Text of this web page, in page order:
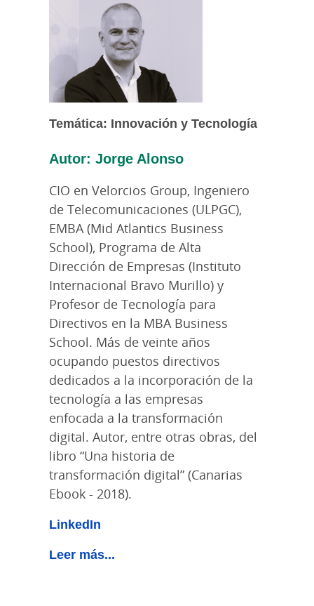
Temática: Innovación y Tecnología
Autor: Jorge Alonso
CIO en Velorcios Group, Ingeniero
de Telecomunicaciones (ULPGC),
EMBA (Mid Atlantics Business
School), Programa de Alta
Dirección de Empresas (Instituto
Internacional Bravo Murillo) y
Profesor de Tecnología para
Directivos en la MBA Business
School. Más de veinte años
ocupando puestos directivos
dedicados a la incorporación de la
tecnología a las empresas
enfocada a la transformación
digital. Autor, entre otras obras, del
libro “Una historia de
transformación digital” (Canarias
Ebook - 2018).
LinkedIn
Leer más...